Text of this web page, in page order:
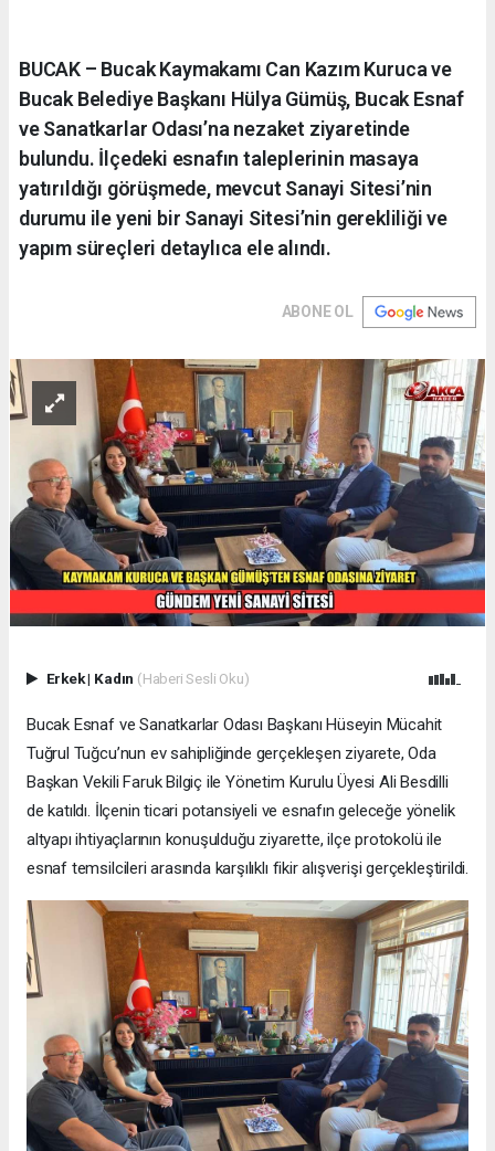
BUCAK – Bucak Kaymakamı Can Kazım Kuruca ve
Bucak Belediye Başkanı Hülya Gümüş, Bucak Esnaf
ve Sanatkarlar Odası’na nezaket ziyaretinde
bulundu. İlçedeki esnafın taleplerinin masaya
yatırıldığı görüşmede, mevcut Sanayi Sitesi’nin
durumu ile yeni bir Sanayi Sitesi’nin gerekliliği ve
yapım süreçleri detaylıca ele alındı.
ABONE OL
Erkek| Kadın (Haberi Sesli Oku)
Bucak Esnaf ve Sanatkarlar Odası Başkanı Hüseyin Mücahit
Tuğrul Tuğcu’nun ev sahipliğinde gerçekleşen ziyarete, Oda
Başkan Vekili Faruk Bilgiç ile Yönetim Kurulu Üyesi Ali Besdilli
de katıldı. İlçenin ticari potansiyeli ve esnafın geleceğe yönelik
altyapı ihtiyaçlarının konuşulduğu ziyarette, ilçe protokolü ile
esnaf temsilcileri arasında karşılıklı fikir alışverişi gerçekleştirildi.